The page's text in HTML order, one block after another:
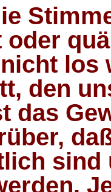
oder
los
den
das
sind